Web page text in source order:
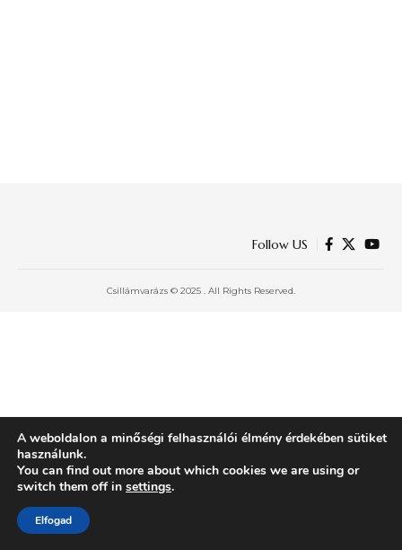
Follow US
Csillámvarázs © 2025 . All Rights Reserved.
A weboldalon a minőségi felhasználói élmény érdekében sütiket
használunk.
You can find out more about which cookies we are using or
switch them off in settings.
Elfogad